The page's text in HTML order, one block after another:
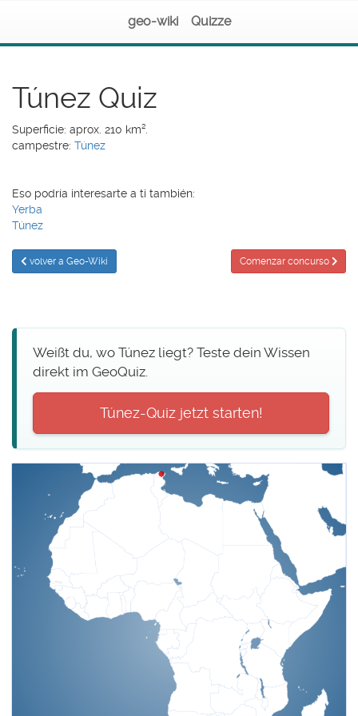
geo-wiki Quizze
Túnez Quiz
Superficie: aprox. 210 km².
campestre: Túnez
Eso podría interesarte a ti también:
Yerba
Túnez
volver a Geo-Wiki Comenzar concurso
Weißt du, wo Túnez liegt? Teste dein Wissen
direkt im GeoQuiz.
Túnez-Quiz jetzt starten!